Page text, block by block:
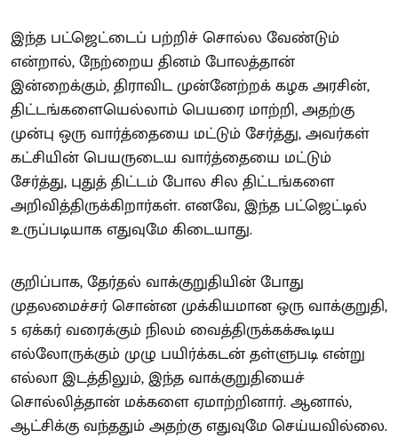
இந்த பட்ஜெட்டைப் பற்றிச் சொல்ல வேண்டும்
என்றால், நேற்றைய தினம் போலத்தான்
இன்றைக்கும், திராவிட முன்னேற்றக் கழக அரசின்,
திட்டங்களையெல்லாம் பெயரை மாற்றி, அதற்கு
முன்பு ஒரு வார்த்தையை மட்டும் சேர்த்து, அவர்கள்
கட்சியின் பெயருடைய வார்த்தையை மட்டும்
சேர்த்து, புதுத் திட்டம் போல சில திட்டங்களை
அறிவித்திருக்கிறார்கள். எனவே, இந்த பட்ஜெட்டில்
உருப்படியாக எதுவுமே கிடையாது.
குறிப்பாக, தேர்தல் வாக்குறுதியின் போது
முதலமைச்சர் சொன்ன முக்கியமான ஒரு வாக்குறுதி,
5 ஏக்கர் வரைக்கும் நிலம் வைத்திருக்கக்கூடிய
எல்லோருக்கும் முழு பயிர்க்கடன் தள்ளுபடி என்று
எல்லா இடத்திலும், இந்த வாக்குறுதியைச்
சொல்லித்தான் மக்களை ஏமாற்றினார். ஆனால்,
ஆட்சிக்கு வந்ததும் அதற்கு எதுவுமே செய்யவில்லை.